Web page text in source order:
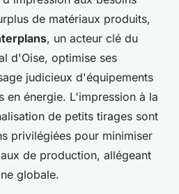
de matériaux produits,
, un acteur clé du
d'Oise, optimise ses
judicieux d'équipements
en énergie. L'impression à la
de petits tirages sont
privilégiées pour minimiser
de production, allégeant
globale.